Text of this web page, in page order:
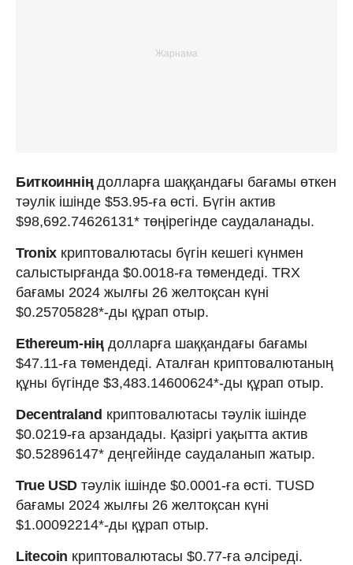
Биткоинніңдолларға шаққандағы бағамы өткен
тәулік ішінде $53.95-ға өсті. Бүгін актив
$98,692.74626131* төңірегінде саудаланады.
Tronixкриптовалютасы бүгін кешегі күнмен
салыстырғанда $0.0018-ға төмендеді. TRX
бағамы 2024 жылғы 26 желтоқсан күні
$0.25705828*-ды құрап отыр.
Ethereum-ніңдолларға шаққандағы бағамы
$47.11-ға төмендеді. Аталған криптовалютаның
құны бүгінде $3,483.14600624*-ды құрап отыр.
Decentraland криптовалютасы тәулік ішінде
$0.0219-ға арзандады. Қазіргі уақытта актив
$0.52896147* деңгейінде саудаланып жатыр.
True USD тәулік ішінде $0.0001-ға өсті. TUSD
бағамы 2024 жылғы 26 желтоқсан күні
$1.00092214*-ды құрап отыр.
Litecoin криптовалютасы $0.77-ға әлсіреді.